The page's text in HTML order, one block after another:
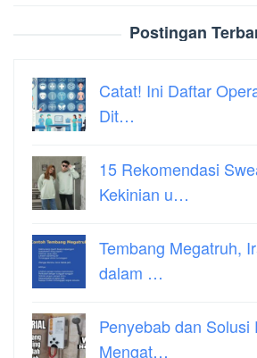
Postingan
Catat! Ini Daftar
Dit…
15 Rekomendasi
Kekinian u…
Tembang Megatruh,
dalam …
Penyebab dan Solusi
Mengat…